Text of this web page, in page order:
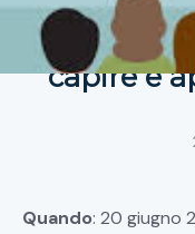
Come
indagine
capire e
Quando: 20 giugno